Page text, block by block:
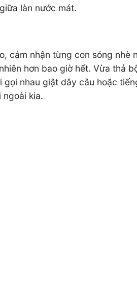
làn nước mát.
cảm nhận từng con sóng nhè
hơn bao giờ hết. Vừa thả
nhau giật dây câu hoặc
ngoài kia.